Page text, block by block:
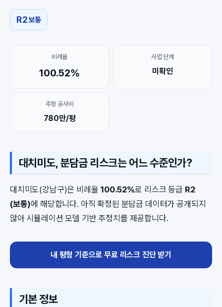
R2보통
비례율
100.52%
사업 단계
미확인
추정 공사비
780만/평
대치미도, 분담금 리스크는 어느 수준인가?
대치미도(강남구)은 비례율 100.52%로 리스크 등급 R2
(보통)에 해당합니다. 아직 확정된 분담금 데이터가 공개되지
않아 시뮬레이션 모델 기반 추정치를 제공합니다.
내 평형 기준으로 무료 리스크 진단 받기
기본 정보